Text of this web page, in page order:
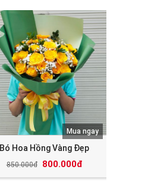
Bó Hoa Hồng Vàng Đẹp
850.000đ 800.000đ
Mua ngay